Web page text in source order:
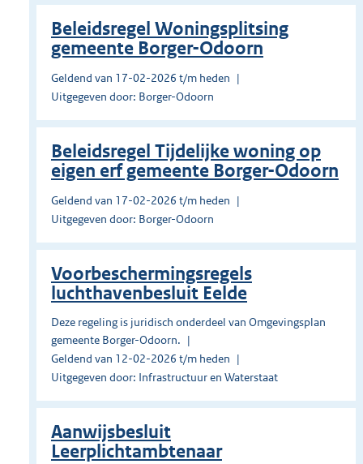
Beleidsregel Woningsplitsing
gemeente Borger-Odoorn
Geldend van 17-02-2026 t/m heden
Uitgegeven door: Borger-Odoorn
Beleidsregel Tijdelijke woning op
eigen erf gemeente Borger-Odoorn
Geldend van 17-02-2026 t/m heden
Uitgegeven door: Borger-Odoorn
Voorbeschermingsregels
luchthavenbesluit Eelde
Deze regeling is juridisch onderdeel van Omgevingsplan
gemeente Borger-Odoorn.
Geldend van 12-02-2026 t/m heden
Uitgegeven door: Infrastructuur en Waterstaat
Aanwijsbesluit
Leerplichtambtenaar